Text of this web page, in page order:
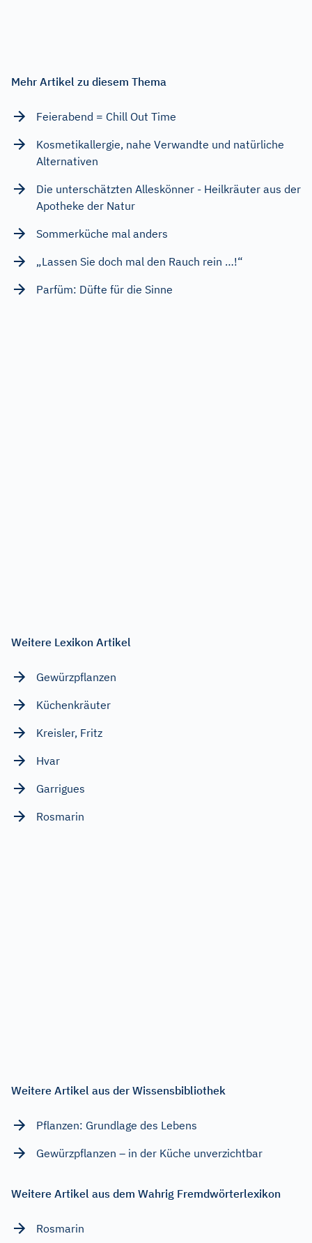
Mehr Artikel zu diesem Thema
Feierabend = Chill Out Time
Kosmetikallergie, nahe Verwandte und natürliche
Alternativen
Die unterschätzten Alleskönner - Heilkräuter aus der
Apotheke der Natur
Sommerküche mal anders
„Lassen Sie doch mal den Rauch rein …!“
Parfüm: Düfte für die Sinne
Weitere Lexikon Artikel
Gewürzpflanzen
Küchenkräuter
Kreisler, Fritz
Hvar
Garrigues
Rosmarin
Weitere Artikel aus der Wissensbibliothek
Pflanzen: Grundlage des Lebens
Gewürzpflanzen – in der Küche unverzichtbar
Weitere Artikel aus dem Wahrig Fremdwörterlexikon
Rosmarin